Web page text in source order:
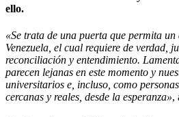
ello.
«Se trata de una puerta que permita un
Venezuela, el cual requiere de verdad,
reconciliación y entendimiento.
parecen lejanas en este momento y
universitarios e, incluso, como
cercanas y reales, desde la esperanza»,